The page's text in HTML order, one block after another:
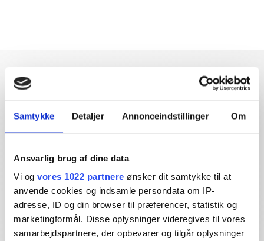
Samtykke Detaljer Annonceindstillinger Om
Ansvarlig brug af dine data
Vi og vores 1022 partnere ønsker dit samtykke til at
anvende cookies og indsamle persondata om IP-
adresse, ID og din browser til præferencer, statistik og
marketingformål. Disse oplysninger videregives til vores
samarbejdspartnere, der opbevarer og tilgår oplysninger
Dybdegående og original
og dagsordensættende journalistik og analyser til læserne og
den brede offentlighed.
Vi tager ansvar for vores indhold og er tilmeldt: